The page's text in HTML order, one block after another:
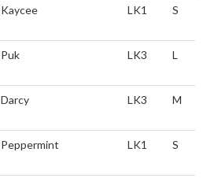
Kaycee LK1 S
Puk LK3 L
Darcy LK3 M
Peppermint LK1 S